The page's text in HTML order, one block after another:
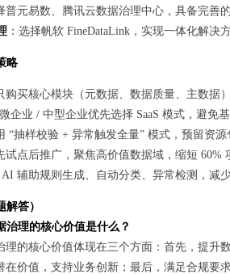
普元易数、腾讯云数据治理中心，具备完善
：选择帆软 FineDataLink，实现一体化解决
略
购买核心模块（元数据、数据质量、主数据
企业 / 中型企业优先选择 SaaS 模式，避免
“抽样校验 + 异常触发全量” 模式，预留资
试点后推广，聚焦高价值数据域，缩短 60%
辅助规则生成、自动分类、异常检测，减
答）
治理的核心价值是什么？
理的核心价值体现在三个方面：首先，提升
在价值，支持业务创新；最后，满足合规